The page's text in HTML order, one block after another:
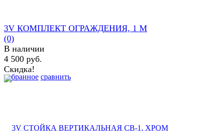
избранное сравнить
3V КОМПЛЕКТ ОГРАЖДЕНИЯ, 1 М
(0)
В наличии
4 500 руб.
Скидка!